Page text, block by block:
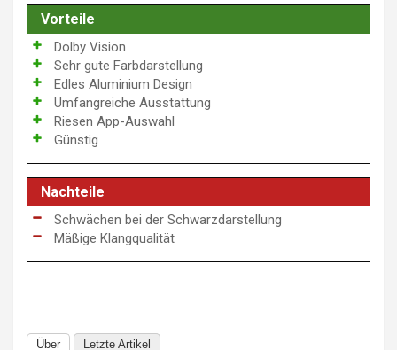
Vorteile
Dolby Vision
Sehr gute Farbdarstellung
Edles Aluminium Design
Umfangreiche Ausstattung
Riesen App-Auswahl
Günstig
Nachteile
Schwächen bei der Schwarzdarstellung
Mäßige Klangqualität
Über Letzte Artikel